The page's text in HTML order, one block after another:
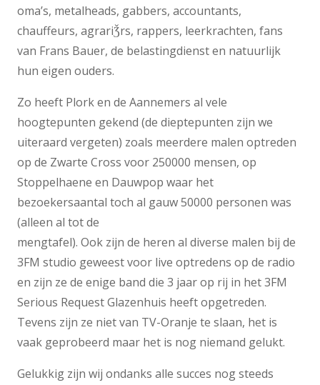
oma’s, metalheads, gabbers, accountants,
chauffeurs, agrariǮrs, rappers, leerkrachten, fans
van Frans Bauer, de belastingdienst en natuurlijk
hun eigen ouders.
Zo heeft Plork en de Aannemers al vele
hoogtepunten gekend (de dieptepunten zijn we
uiteraard vergeten) zoals meerdere malen optreden
op de Zwarte Cross voor 250000 mensen, op
Stoppelhaene en Dauwpop waar het
bezoekersaantal toch al gauw 50000 personen was
(alleen al tot de
mengtafel). Ook zijn de heren al diverse malen bij de
3FM studio geweest voor live optredens op de radio
en zijn ze de enige band die 3 jaar op rij in het 3FM
Serious Request Glazenhuis heeft opgetreden.
Tevens zijn ze niet van TV-Oranje te slaan, het is
vaak geprobeerd maar het is nog niemand gelukt.
Gelukkig zijn wij ondanks alle succes nog steeds